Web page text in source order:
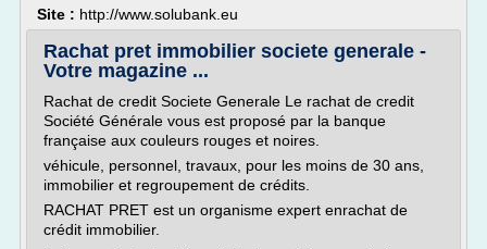
Site : http://www.solubank.eu
Rachat pret immobilier societe generale -
Votre magazine ...
Rachat de credit Societe Generale Le rachat de credit
Société Générale vous est proposé par la banque
française aux couleurs rouges et noires.
véhicule, personnel, travaux, pour les moins de 30 ans,
immobilier et regroupement de crédits.
RACHAT PRET est un organisme expert enrachat de
crédit immobilier.